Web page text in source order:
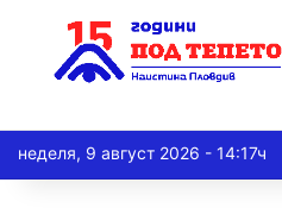
неделя, 9 август 2026 - 14:17ч